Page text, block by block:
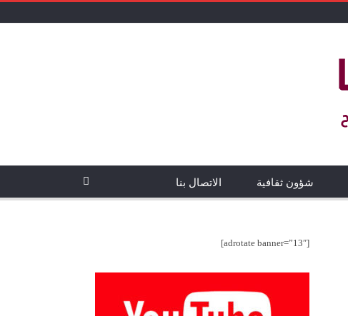
شؤون ثقافية الاتصال بنا
[adrotate banner=”13″]